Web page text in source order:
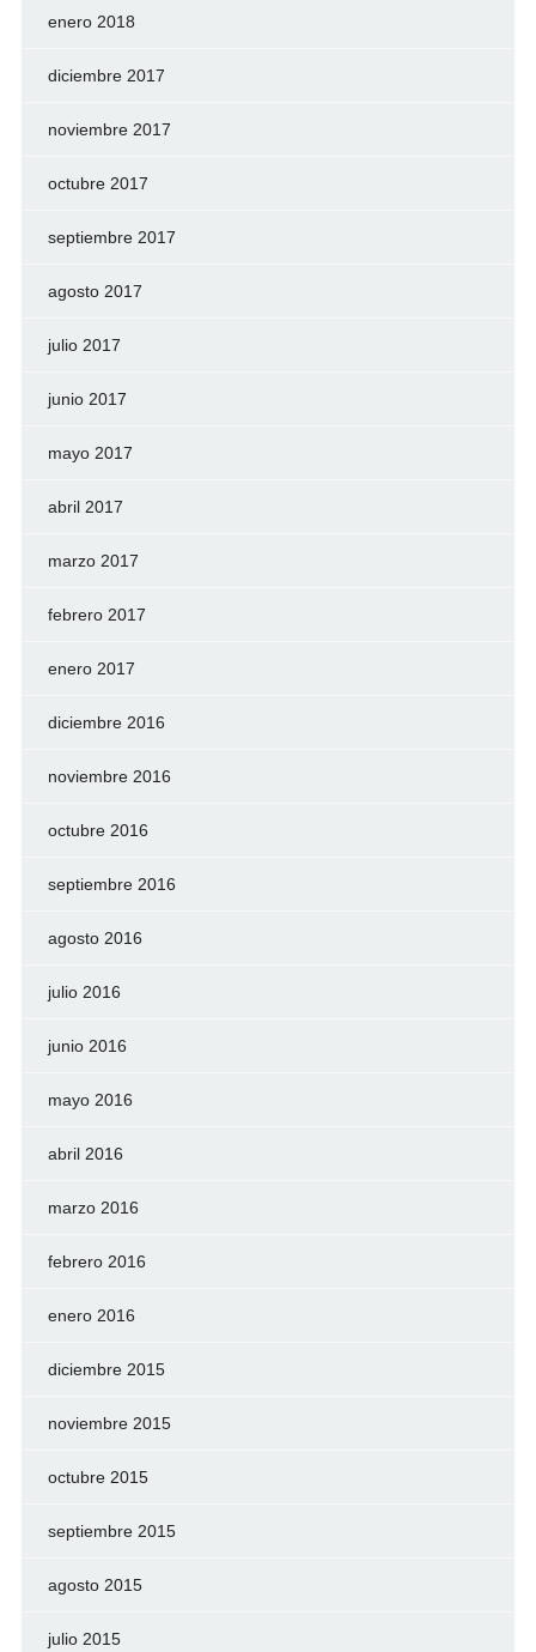
enero 2018
diciembre 2017
noviembre 2017
octubre 2017
septiembre 2017
agosto 2017
julio 2017
junio 2017
mayo 2017
abril 2017
marzo 2017
febrero 2017
enero 2017
diciembre 2016
noviembre 2016
octubre 2016
septiembre 2016
agosto 2016
julio 2016
junio 2016
mayo 2016
abril 2016
marzo 2016
febrero 2016
enero 2016
diciembre 2015
noviembre 2015
octubre 2015
septiembre 2015
agosto 2015
julio 2015